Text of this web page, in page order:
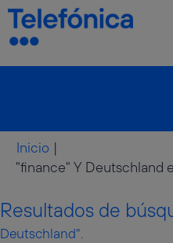
Inicio |
"finance" Y Deutschland
Resultados de
Deutschland".